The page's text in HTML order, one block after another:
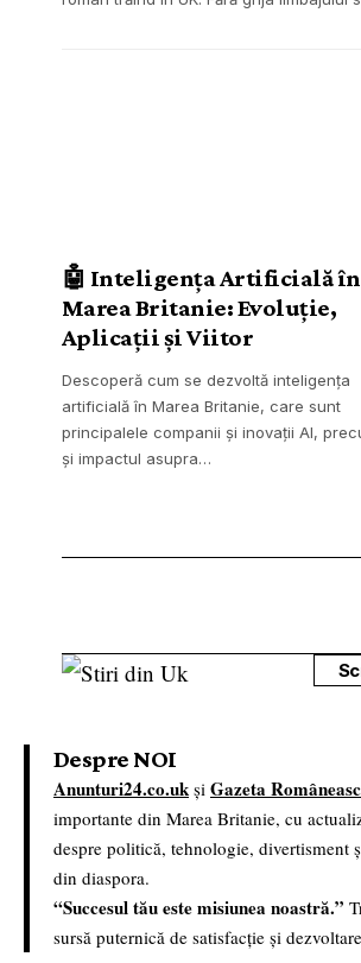
🤖 Inteligența Artificială în
Marea Britanie: Evoluție,
Aplicații și Viitor
Descoperă cum se dezvoltă inteligența
artificială în Marea Britanie, care sunt
principalele companii și inovații AI,
și impactul asupra…
Despre NOI
Anunturi24.co.uk și Gazeta
importante din Marea Britanie, cu
despre politică, tehnologie, divertisment
din diaspora.
“Succesul tău este misiunea noastră.”
sursă puternică de satisfacție și